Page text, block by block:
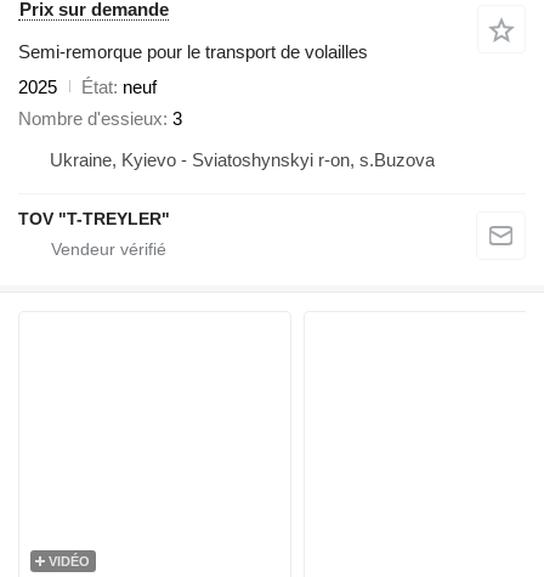
Prix sur demande
Semi-remorque pour le transport de volailles
2025
État neuf
Nombre d'essieux 3
Ukraine, Kyievo - Sviatoshynskyi r-on, s.Buzova
TOV "T-TREYLER"
VIDÉO